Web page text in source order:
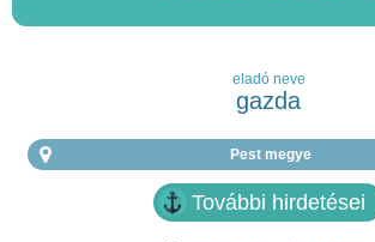
eladó neve
gazda
Pest megye
További hirdetései